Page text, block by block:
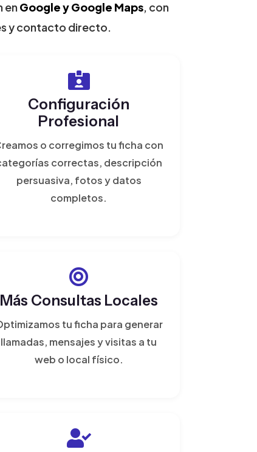
en Google y Google Maps, con
y contacto directo.
Configuración
Profesional
o corregimos tu ficha con
correctas, descripción
persuasiva, fotos y datos
completos.
Más Consultas Locales
tu ficha para generar
llamadas, mensajes y visitas a tu
web o local físico.